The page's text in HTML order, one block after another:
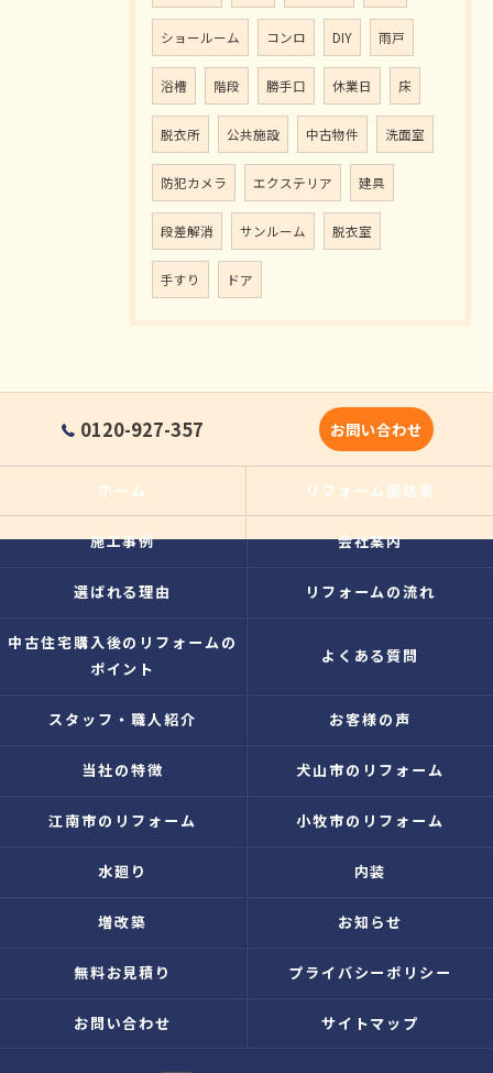
ショールーム コンロ DIY 雨戸
浴槽 階段 勝手口 休業日 床
脱衣所 公共施設 中古物件 洗面室
防犯カメラ エクステリア 建具
段差解消 サンルーム 脱衣室
手すり ドア
0120-927-357 お問い合わせ
ホーム リフォーム価格表
施工事例 会社案内
選ばれる理由 リフォームの流れ
中古住宅購入後のリフォームの
ポイント
よくある質問
スタッフ・職人紹介 お客様の声
当社の特徴 犬山市のリフォーム
江南市のリフォーム 小牧市のリフォーム
水廻り 内装
増改築 お知らせ
無料お見積り プライバシーポリシー
お問い合わせ サイトマップ